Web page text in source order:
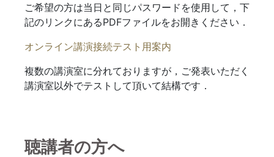
ご希望の方は当日と同じパスワードを使用して，下
記のリンクにあるPDFファイルをお開きください．
オンライン講演接続テスト用案内
複数の講演室に分れておりますが，ご発表いただく
講演室以外でテストして頂いて結構です．
聴講者の方へ